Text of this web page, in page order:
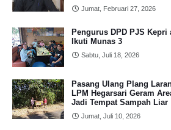
Jumat, Februari 27, 2026
Pengurus DPD PJS Kepri
Ikuti Munas 3
Sabtu, Juli 18, 2026
Pasang Ulang Plang
LPM Hegarsari Geram
Jadi Tempat Sampah Liar
Jumat, Juli 10, 2026